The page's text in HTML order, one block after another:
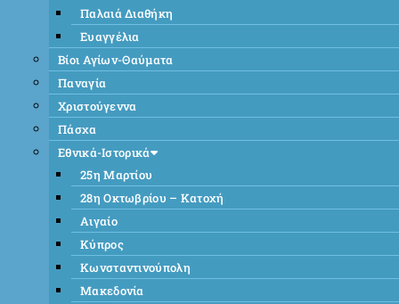
Παλαιά Διαθήκη
Ευαγγέλια
Βίοι Αγίων-Θαύματα
Παναγία
Χριστούγεννα
Πάσχα
Εθνικά-Ιστορικά
25η Μαρτίου
28η Οκτωβρίου – Κατοχή
Αιγαίο
Κύπρος
Κωνσταντινούπολη
Μακεδονία